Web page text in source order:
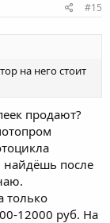
#15
на него стоит
продают?
найдёшь после
только
12000 руб. На